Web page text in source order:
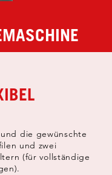
die gewünschte
und zwei
(für vollständige